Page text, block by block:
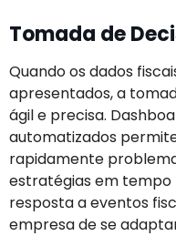
Tomada de
Quando os dados
apresentados, a
ágil e precisa.
automatizados
rapidamente
estratégias em tempo
resposta a eventos
empresa de se